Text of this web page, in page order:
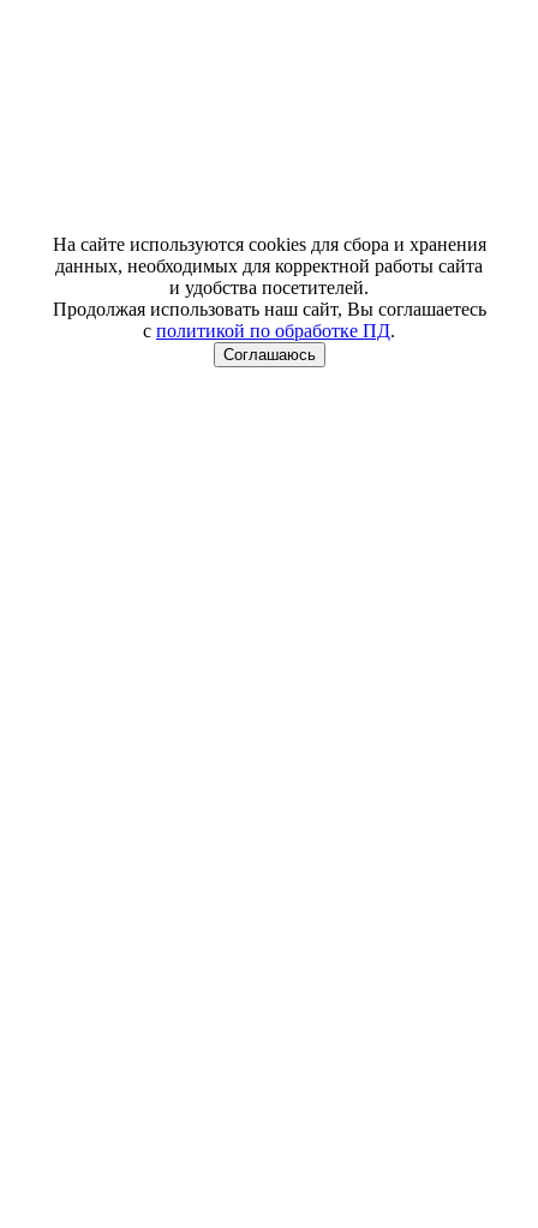
На сайте используются cookies для сбора и хранения
данных, необходимых для корректной работы сайта
и удобства посетителей.
Продолжая использовать наш сайт, Вы соглашаетесь
с политикой по обработке ПД.
Соглашаюсь